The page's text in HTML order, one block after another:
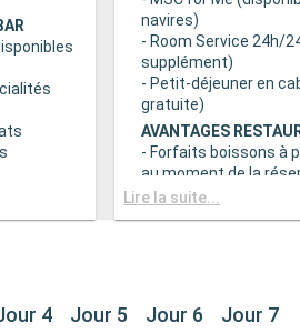
de style
navires)
- Room Service 24h/
supplément)
- Petit-déjeuner en
gratuite)
AVANTAGES
- Forfaits boissons à
au moment de la
- Buffet avec grand
réserve de
Lire la suite...
4 Jour 5 Jour 6 Jour 7